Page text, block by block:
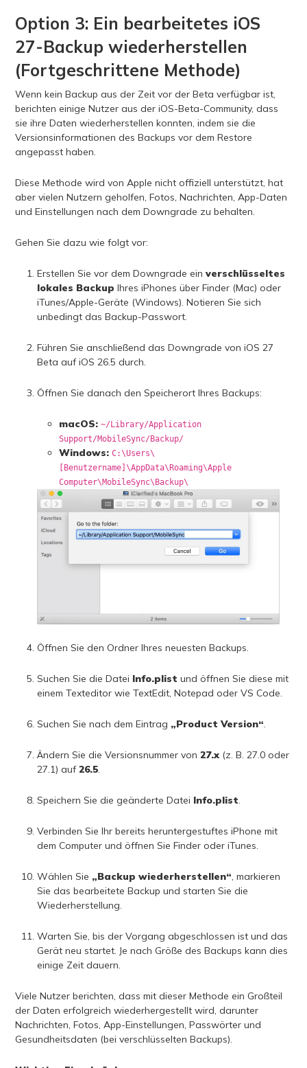
Option 3: Ein bearbeitetes iOS
27-Backup wiederherstellen
(Fortgeschrittene Methode)
Wenn kein Backup aus der Zeit vor der Beta verfügbar ist,
berichten einige Nutzer aus der iOS-Beta-Community, dass
sie ihre Daten wiederherstellen konnten, indem sie die
Versionsinformationen des Backups vor dem Restore
angepasst haben.
Diese Methode wird von Apple nicht offiziell unterstützt, hat
aber vielen Nutzern geholfen, Fotos, Nachrichten, App-Daten
und Einstellungen nach dem Downgrade zu behalten.
Gehen Sie dazu wie folgt vor:
Erstellen Sie vor dem Downgrade ein verschlüsseltes
lokales Backup Ihres iPhones über Finder (Mac) oder
iTunes/Apple-Geräte (Windows). Notieren Sie sich
unbedingt das Backup-Passwort.
Führen Sie anschließend das Downgrade von iOS 27
Beta auf iOS 26.5 durch.
Öffnen Sie danach den Speicherort Ihres Backups:
macOS: ~/Library/Application
Support/MobileSync/Backup/
Windows: C:\Users\
[Benutzername]\AppData\Roaming\Apple
Computer\MobileSync\Backup\
Öffnen Sie den Ordner Ihres neuesten Backups.
Suchen Sie die Datei Info.plist und öffnen Sie diese mit
einem Texteditor wie TextEdit, Notepad oder VS Code.
Suchen Sie nach dem Eintrag „Product Version“.
Ändern Sie die Versionsnummer von 27.x(z. B. 27.0 oder
27.1) auf26.5.
Speichern Sie die geänderte Datei Info.plist.
Verbinden Sie Ihr bereits heruntergestuftes iPhone mit
dem Computer und öffnen Sie Finder oder iTunes.
Wählen Sie „Backup wiederherstellen“, markieren
Sie das bearbeitete Backup und starten Sie die
Wiederherstellung.
Warten Sie, bis der Vorgang abgeschlossen ist und das
Gerät neu startet. Je nach Größe des Backups kann dies
einige Zeit dauern.
Viele Nutzer berichten, dass mit dieser Methode ein Großteil
der Daten erfolgreich wiederhergestellt wird, darunter
Nachrichten, Fotos, App-Einstellungen, Passwörter und
Gesundheitsdaten (bei verschlüsselten Backups).